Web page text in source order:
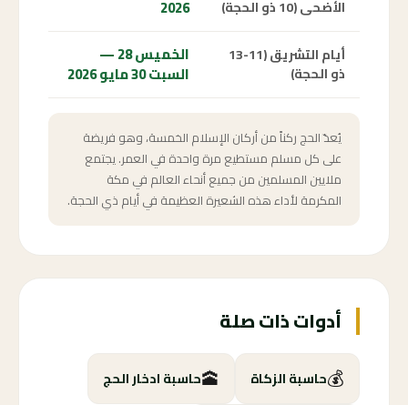
الأضحى (10 ذو الحجة)
2026
أيام التشريق (11-13
ذو الحجة)
الخميس 28 —
السبت 30 مايو 2026
يُعدّ الحج ركناً من أركان الإسلام الخمسة، وهو فريضة
على كل مسلم مستطيع مرة واحدة في العمر. يجتمع
ملايين المسلمين من جميع أنحاء العالم في مكة
المكرمة لأداء هذه الشعيرة العظيمة في أيام ذي الحجة.
أدوات ذات صلة
💰حاسبة الزكاة 🕋حاسبة ادخار الحج